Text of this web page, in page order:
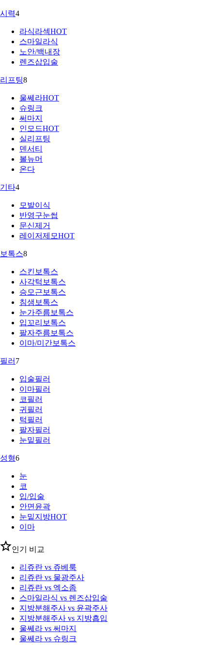
시력4
라식라섹HOT
스마일라식
노안/백내장
렌즈삽입술
리프팅8
울쎄라HOT
슈링크
써마지
인모드HOT
실리프팅
덴서티
볼뉴머
온다
기타4
모발이식
반영구눈썹
문신제거
레이저제모HOT
보톡스8
스킨보톡스
사각턱보톡스
승모근보톡스
침샘보톡스
눈가주름보톡스
입꼬리보톡스
팔자주름보톡스
이마/미간보톡스
필러 7
입술필러
이마필러
코필러
귀필러
턱필러
팔자필러
눈밑필러
성형6
눈
코
입/입술
안면윤곽
눈밑지방HOT
이마
인기 비교
리쥬란 vs 쥬베룩
리쥬란 vs 물광주사
리쥬란 vs 엑소좀
스마일라식 vs 렌즈삽입술
지방분해주사 vs 윤곽주사
지방분해주사 vs 지방흡입
울쎄라 vs 써마지
울쎄라 vs 슈링크